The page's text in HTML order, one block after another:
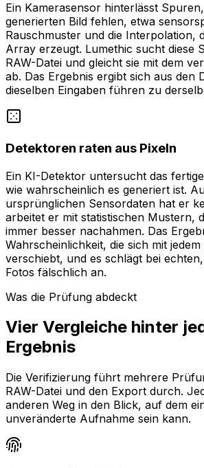
Ein Kamerasensor hinterlässt
generierten Bild fehlen, etwa
Rauschmuster und die Interpolation,
Array erzeugt. Lumethic sucht diese
RAW-Datei und gleicht sie mit dem
ab. Das Ergebnis ergibt sich aus den
dieselben Eingaben führen zu
Detektoren raten aus Pixeln
Ein KI-Detektor untersucht das
wie wahrscheinlich es generiert ist.
ursprünglichen Sensordaten hat er
arbeitet er mit statistischen Mustern,
immer besser nachahmen. Das
Wahrscheinlichkeit, die sich mit
verschiebt, und es schlägt bei
Fotos fälschlich an.
Was die Prüfung abdeckt
Vier Vergleiche hinter
Ergebnis
Die Verifizierung führt mehrere
RAW-Datei und den Export durch.
anderen Weg in den Blick, auf dem
unveränderte Aufnahme sein kann.